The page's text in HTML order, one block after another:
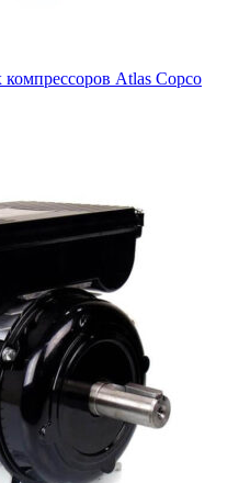
Atlas Copco